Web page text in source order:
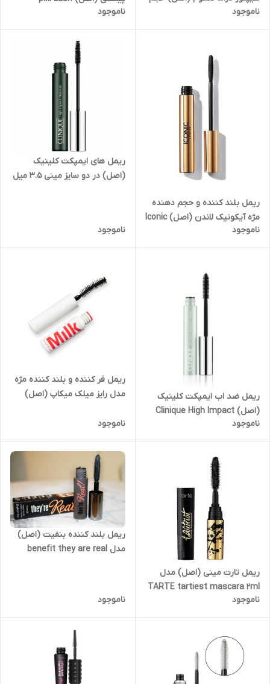
Drama Mascara
ناموجود
Booster lifting Mascara
Blackest black 7g
ناموجود
ریمل بلند کننده و حجم دهنده
مژه آیکونیک لاندن (اصل) Iconic
London Triple Threat
Mascara
ناموجود
ریمل های ایمپکت کلینیک
(اصل) در دو سایز مینی ۳.۵ میل
ناموجود
ریمل ضد اب ایمپکت کلینیک
(اصل) Clinique High Impact
Waterproof Mascara
ناموجود
ریمل فر کننده و بلند کننده مژه
مدل رایز میلک میکاپ (اصل)
Mascara
ناموجود
ریمل تارت مینی (اصل) مدل
TARTE tartiest mascara 2ml
ناموجود
ریمل بلند کننده بنفیت (اصل)
مدل benefit they are real
ناموجود